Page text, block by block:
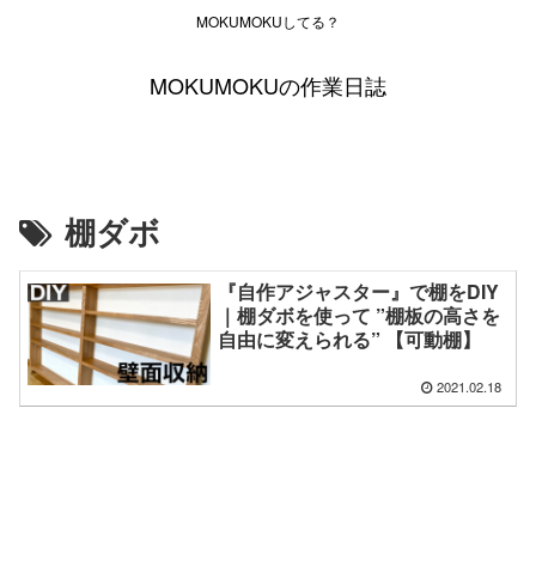
MOKUMOKUしてる？
MOKUMOKUの作業日誌
棚ダボ
『自作アジャスター』で棚をDIY
｜棚ダボを使って ”棚板の高さを
自由に変えられる” 【可動棚】
2021.02.18